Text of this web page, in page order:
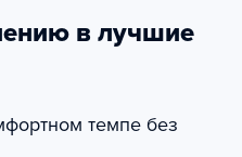
в лучшие
темпе без